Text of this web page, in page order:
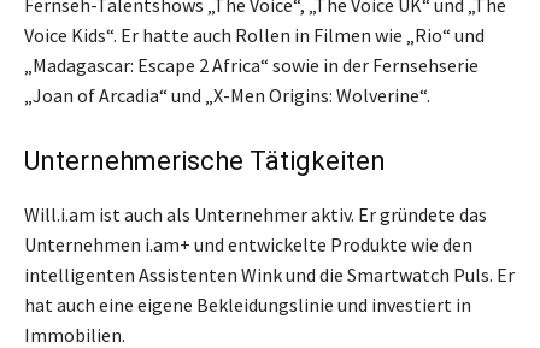
Voice Kids“. Er hatte auch Rollen in Filmen wie „Rio“ und
„Madagascar: Escape 2 Africa“ sowie in der Fernsehserie
„Joan of Arcadia“ und „X-Men Origins: Wolverine“.
Unternehmerische Tätigkeiten
Will.i.am ist auch als Unternehmer aktiv. Er gründete das
Unternehmen i.am+ und entwickelte Produkte wie den
intelligenten Assistenten Wink und die Smartwatch Puls. Er
hat auch eine eigene Bekleidungslinie und investiert in
Immobilien.